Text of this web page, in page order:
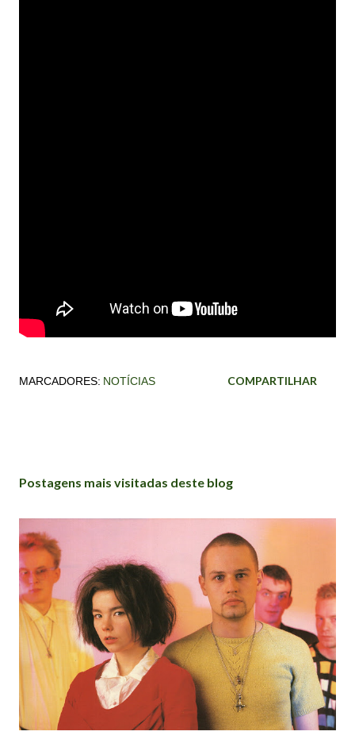
MARCADORES: NOTÍCIAS COMPARTILHAR
Postagens mais visitadas deste blog